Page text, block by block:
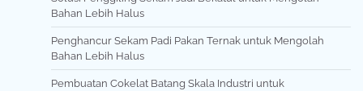
Bahan Lebih Halus
Penghancur Sekam Padi Pakan Ternak untuk Mengolah
Bahan Lebih Halus
Pembuatan Cokelat Batang Skala Industri untuk